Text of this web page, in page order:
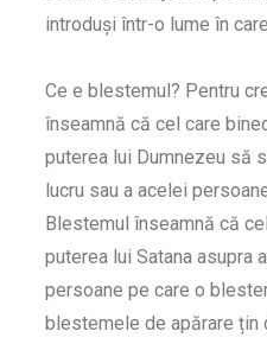
introduși într-o lume în
Ce e blestemul? Pentru
înseamnă că cel care
puterea lui Dumnezeu să
lucru sau a acelei
Blestemul înseamnă că
puterea lui Satana asupra
persoane pe care o
blestemele de apărare țin